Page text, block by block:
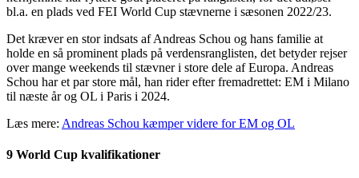
bl.a. en plads ved FEI World Cup stævnerne i sæsonen 2022/23.
Det kræver en stor indsats af Andreas Schou og hans familie at
holde en så prominent plads på verdensranglisten, det betyder rejser
over mange weekends til stævner i store dele af Europa. Andreas
Schou har et par store mål, han rider efter fremadrettet: EM i Milano
til næste år og OL i Paris i 2024.
Læs mere: Andreas Schou kæmper videre for EM og OL
9 World Cup kvalifikationer